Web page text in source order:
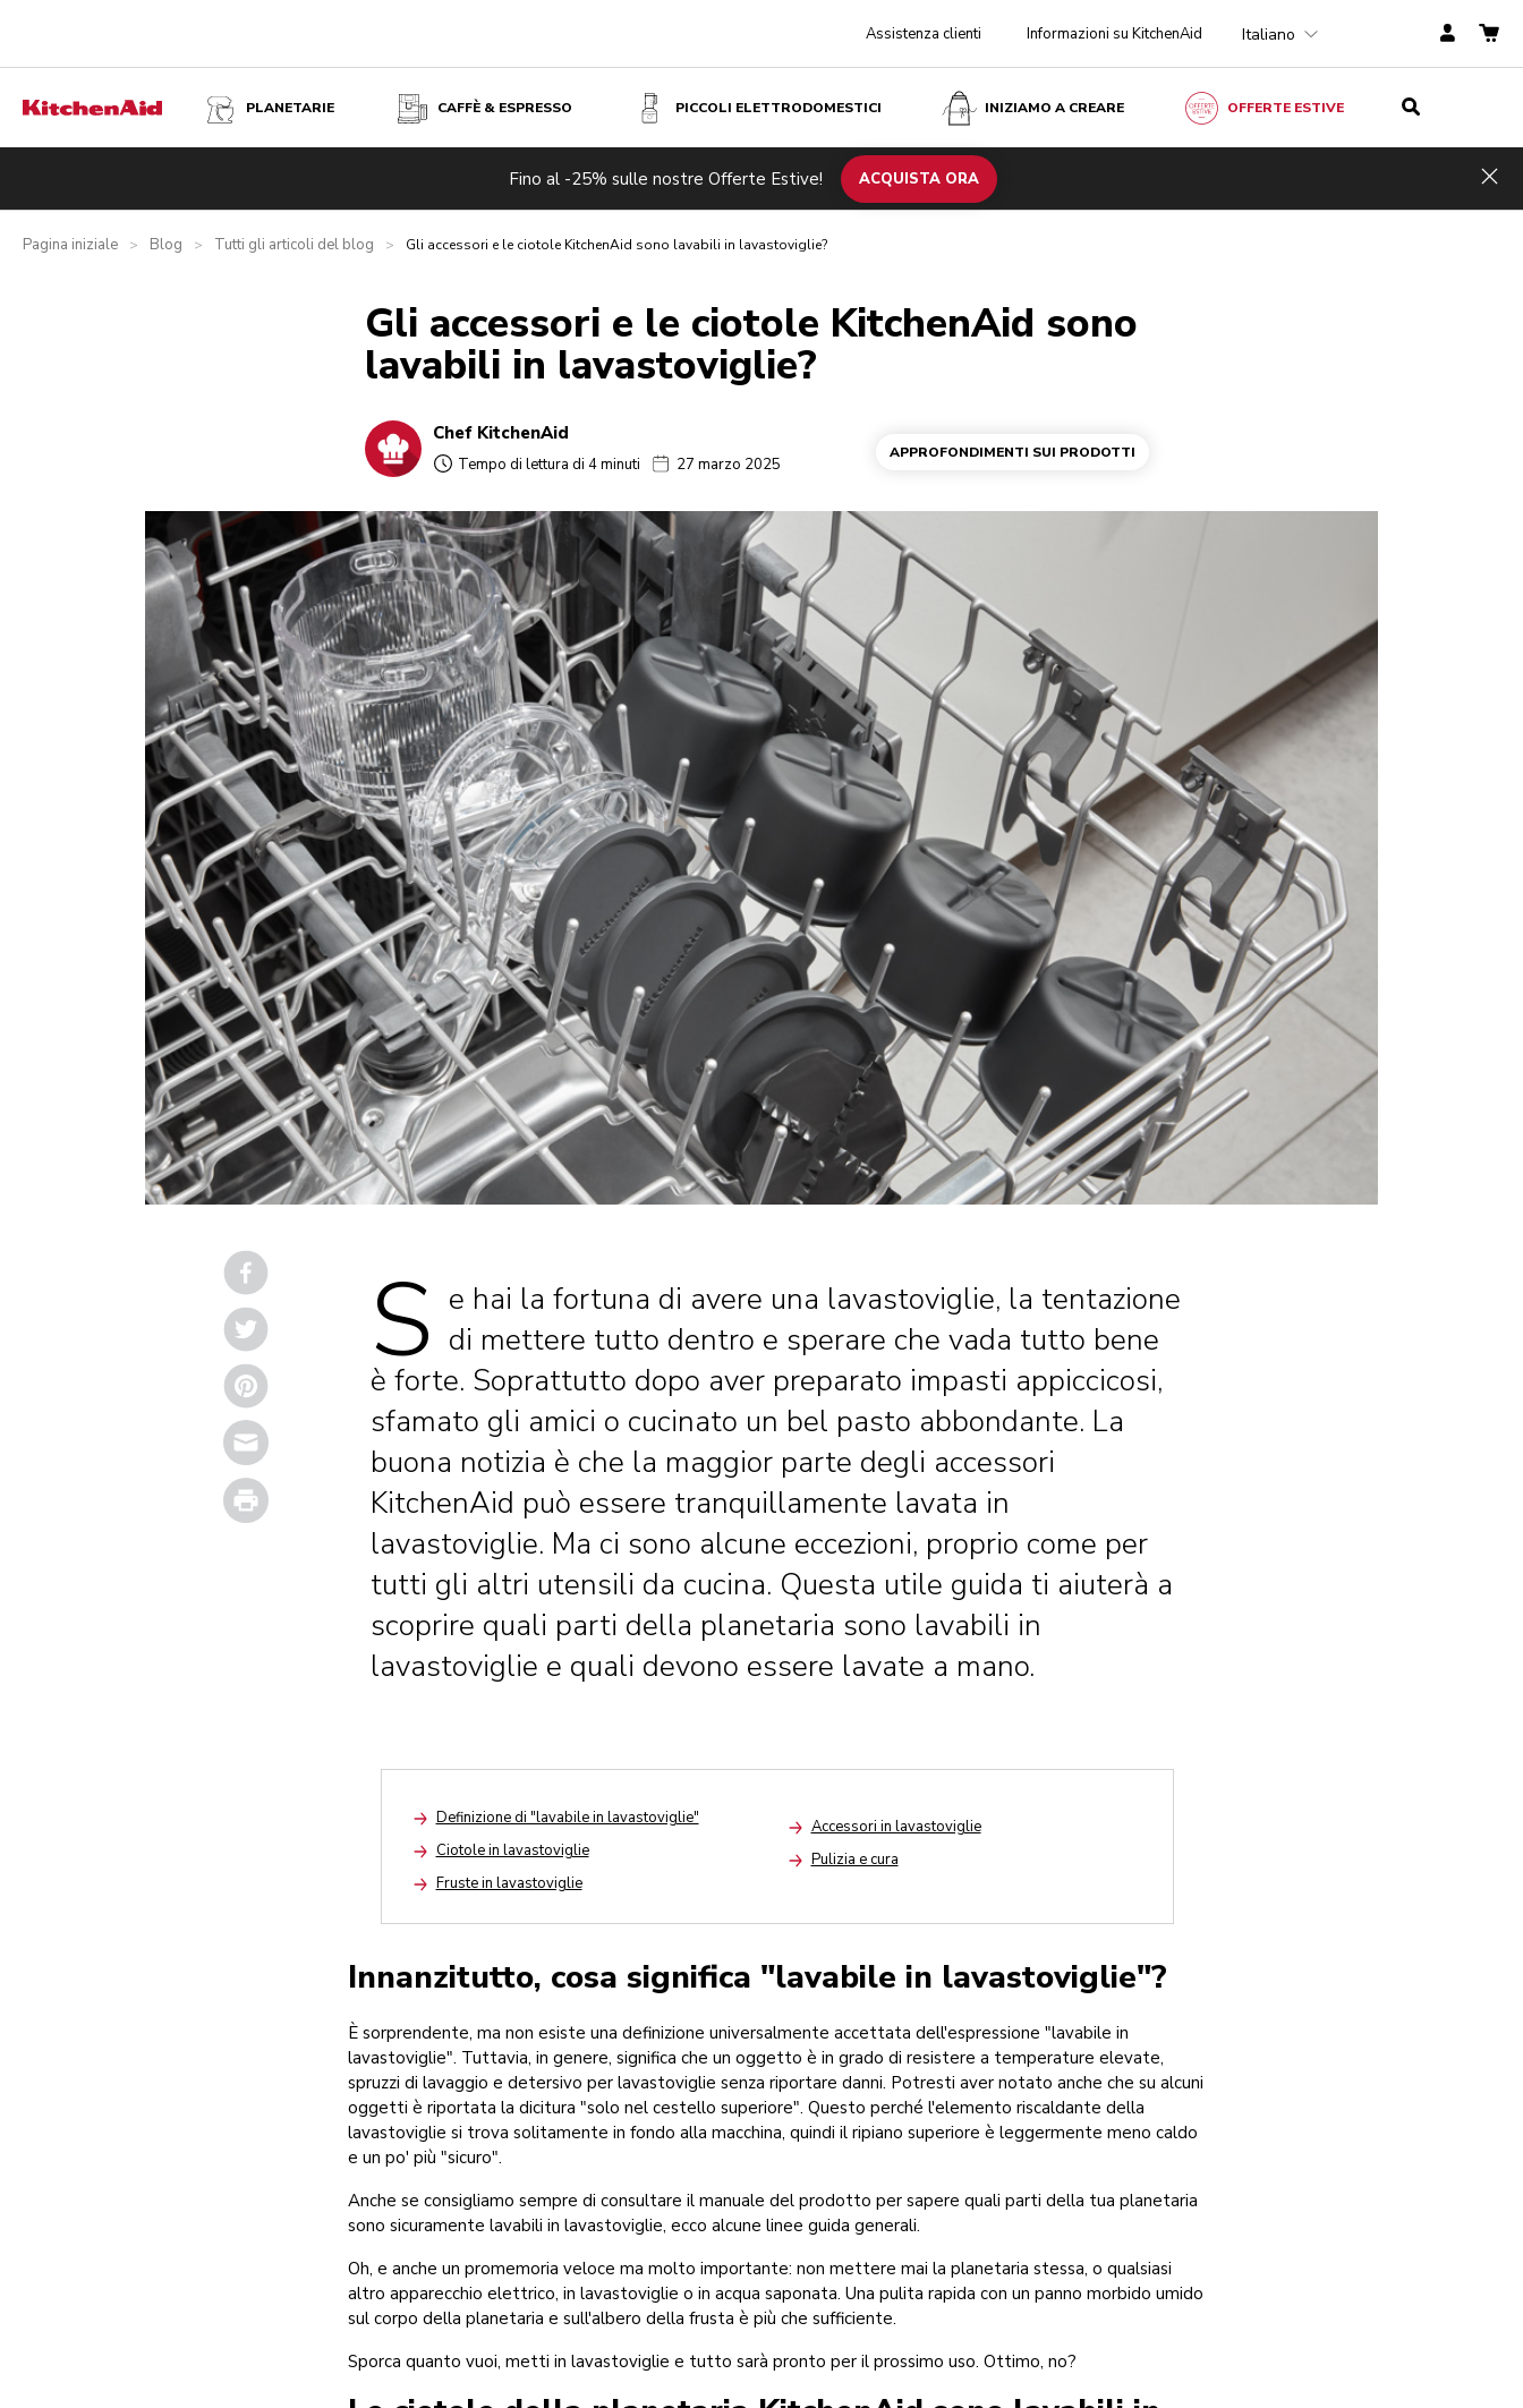
Assistenza clienti Informazioni su KitchenAid Italiano
PLANETARIE CAFFÈ & ESPRESSO PICCOLI ELETTRODOMESTICI INIZIAMO A CREARE OFFERTE ESTIVE
Fino al -25% sulle nostre Offerte Estive! ACQUISTA ORA
Pagina iniziale > Blog > Tutti gli articoli del blog > Gli accessori e le ciotole KitchenAid sono lavabili in lavastoviglie?
Gli accessori e le ciotole KitchenAid sono
lavabili in lavastoviglie?
Chef KitchenAid
Tempo di lettura di 4 minuti 27 marzo 2025
APPROFONDIMENTI SUI PRODOTTI
Email
Print
S e hai la fortuna di avere una lavastoviglie, la tentazione
di mettere tutto dentro e sperare che vada tutto bene
è forte. Soprattutto dopo aver preparato impasti appiccicosi,
sfamato gli amici o cucinato un bel pasto abbondante. La
buona notizia è che la maggior parte degli accessori
KitchenAid può essere tranquillamente lavata in
lavastoviglie. Ma ci sono alcune eccezioni, proprio come per
tutti gli altri utensili da cucina. Questa utile guida ti aiuterà a
scoprire quali parti della planetaria sono lavabili in
lavastoviglie e quali devono essere lavate a mano.
Arrow
Definizione di "lavabile in lavastoviglie"
Arrow
Ciotole in lavastoviglie
Arrow
Fruste in lavastoviglie
Arrow
Accessori in lavastoviglie
Arrow
Pulizia e cura
Innanzitutto, cosa significa "lavabile in lavastoviglie"?
È sorprendente, ma non esiste una definizione universalmente accettata dell'espressione "lavabile in
lavastoviglie". Tuttavia, in genere, significa che un oggetto è in grado di resistere a temperature elevate,
spruzzi di lavaggio e detersivo per lavastoviglie senza riportare danni. Potresti aver notato anche che su alcuni
oggetti è riportata la dicitura "solo nel cestello superiore". Questo perché l'elemento riscaldante della
lavastoviglie si trova solitamente in fondo alla macchina, quindi il ripiano superiore è leggermente meno caldo
e un po' più "sicuro".
Anche se consigliamo sempre di consultare il manuale del prodotto per sapere quali parti della tua planetaria
sono sicuramente lavabili in lavastoviglie, ecco alcune linee guida generali.
Oh, e anche un promemoria veloce ma molto importante: non mettere mai la planetaria stessa, o qualsiasi
altro apparecchio elettrico, in lavastoviglie o in acqua saponata. Una pulita rapida con un panno morbido umido
sul corpo della planetaria e sull'albero della frusta è più che sufficiente.
Sporca quanto vuoi, metti in lavastoviglie e tutto sarà pronto per il prossimo uso. Ottimo, no?